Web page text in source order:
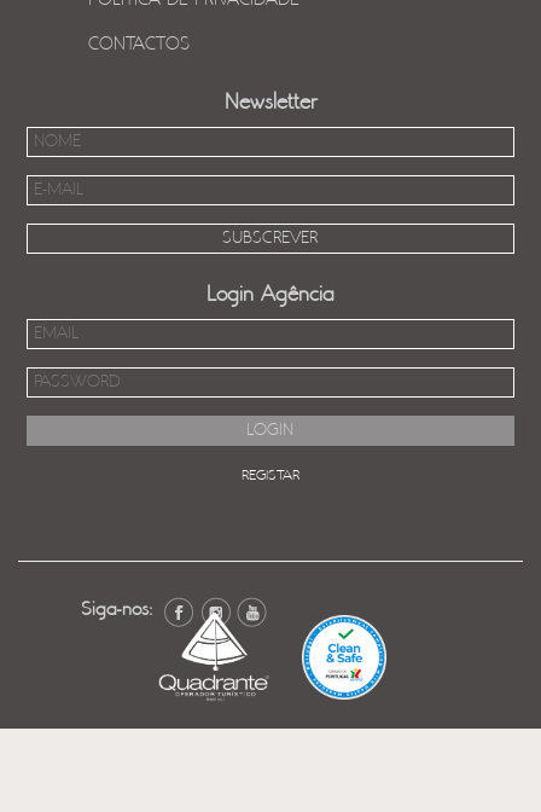
CONTACTOS
Newsletter
Login Agência
REGISTAR
Siga-nos: